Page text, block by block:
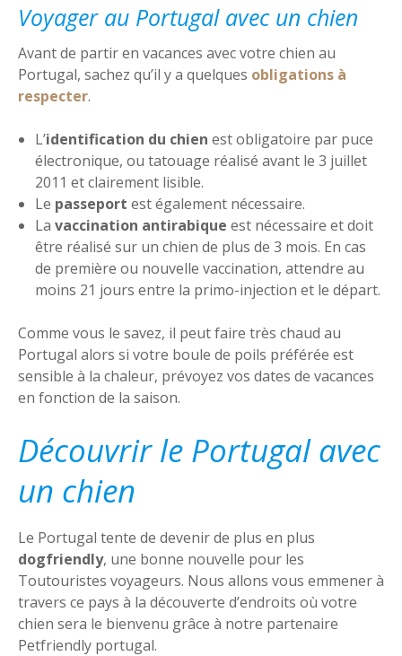
Voyager au Portugal avec un chien
Avant de partir en vacances avec votre chien au
Portugal, sachez qu’il y a quelques obligations à
respecter.
L’identification du chien est obligatoire par puce
électronique, ou tatouage réalisé avant le 3 juillet
2011 et clairement lisible.
Le passeportest également nécessaire.
Lavaccination antirabique est nécessaire et doit
être réalisé sur un chien de plus de 3 mois. En cas
de première ou nouvelle vaccination, attendre au
moins 21 jours entre la primo-injection et le départ.
Comme vous le savez, il peut faire très chaud au
Portugal alors si votre boule de poils préférée est
sensible à la chaleur, prévoyez vos dates de vacances
en fonction de la saison.
Découvrir le Portugal avec
un chien
Le Portugal tente de devenir de plus en plus
dogfriendly, une bonne nouvelle pour les
Toutouristes voyageurs. Nous allons vous emmener à
travers ce pays à la découverte d’endroits où votre
chien sera le bienvenu grâce à notre partenaire
Petfriendly portugal.